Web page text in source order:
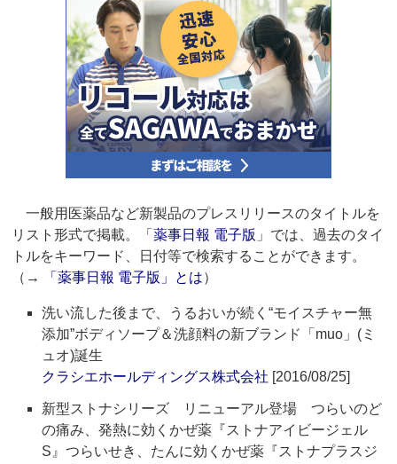
一般用医薬品など新製品のプレスリリースのタイトルを
リスト形式で掲載。「薬事日報 電子版 」では、過去のタイ
トルをキーワード、日付等で検索することができます。
（→
「薬事日報 電子版」とは）
洗い流した後まで、うるおいが続く“モイスチャー無
添加”ボディソープ＆洗顔料の新ブランド「muo」(ミ
ュオ)誕生
クラシエホールディングス株式会社 [2016/08/25]
新型ストナシリーズ リニューアル登場 つらいのど
の痛み、発熱に効くかぜ薬『ストナアイビージェル
S』つらいせき、たんに効くかぜ薬『ストナプラスジ